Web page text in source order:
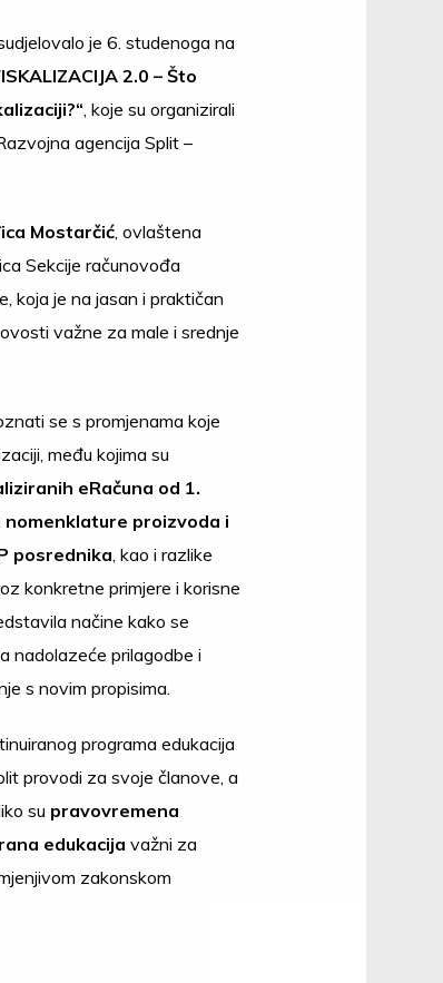
je 6. studenoga na
2.0 – Što
, koje su organizirali
agencija Split –
Mostarčić, ovlaštena
Sekcije računovođa
koja je na jasan i praktičan
važne za male i srednje
se s promjenama koje
među kojima su
eRačuna od 1.
nomenklature proizvoda i
posrednika, kao i razlike
konkretne primjere i korisne
načine kako se
nadolazeće prilagodbe i
s novim propisima.
programa edukacija
provodi za svoje članove, a
su pravovremena
edukacija važni za
zakonskom